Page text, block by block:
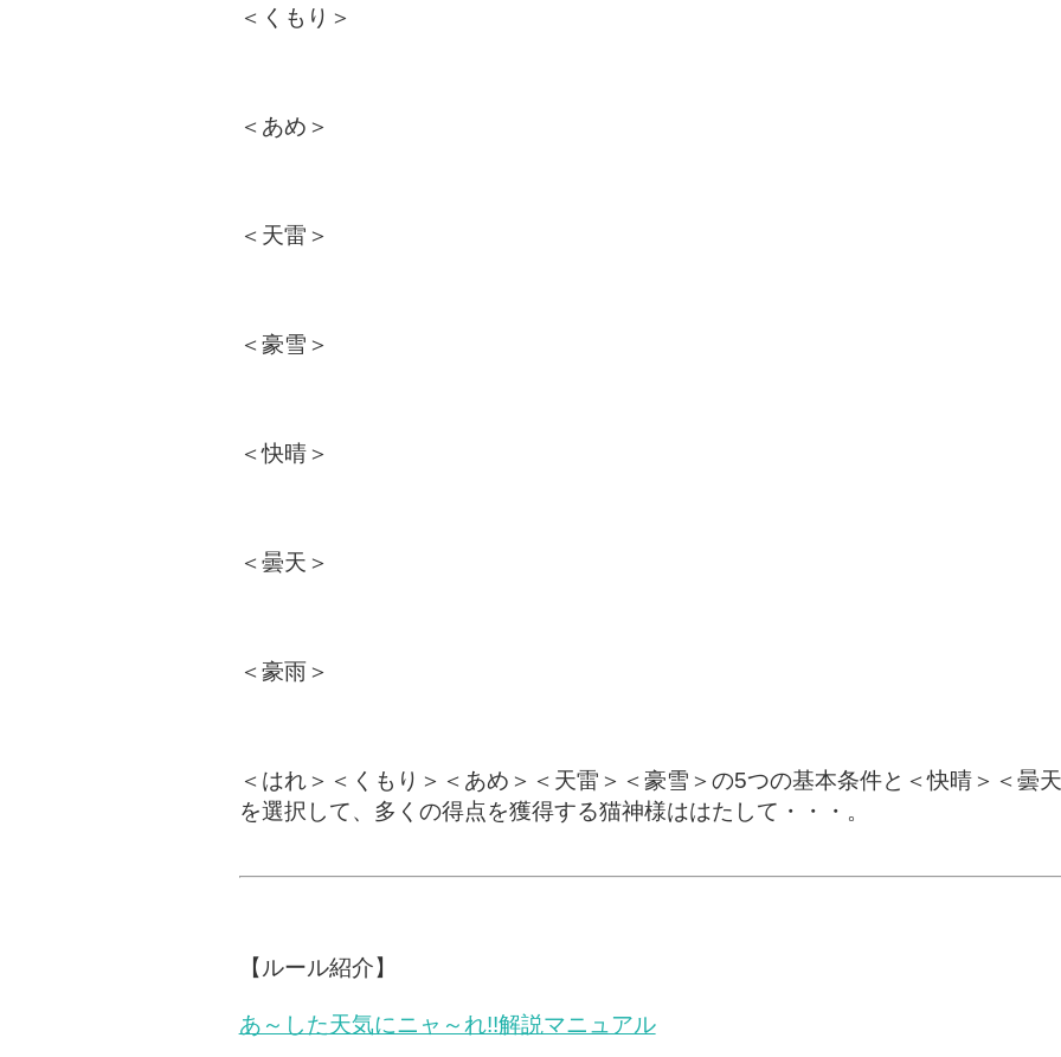
＜くもり＞
＜あめ＞
＜天雷＞
＜豪雪＞
＜快晴＞
＜曇天＞
＜豪雨＞
＜はれ＞＜くもり＞＜あめ＞＜天雷＞＜豪雪＞の5つの基本条件と＜快晴＞＜曇
を選択して、多くの得点を獲得する猫神様ははたして・・・。
【ルール紹介】
あ～した天気にニャ～れ!!解説マニュアル